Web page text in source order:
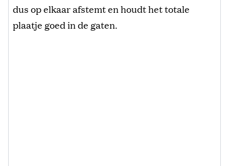
dus op elkaar afstemt en houdt het totale
plaatje goed in de gaten.